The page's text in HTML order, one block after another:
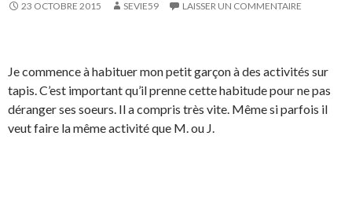
23 OCTOBRE 2015 SEVIE59 LAISSER UN COMMENTAIRE
Je commence à habituer mon petit garçon à des activités sur
tapis. C’est important qu’il prenne cette habitude pour ne pas
déranger ses soeurs. Il a compris très vite. Même si parfois il
veut faire la même activité que M. ou J.